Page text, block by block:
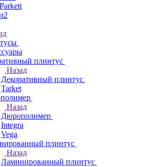
плинтус
Назад
Декоративный плинтус
Tarket
Назад
Дюрополимер
Integra
Vega
плинтус
Назад
Ламинированный плинтус